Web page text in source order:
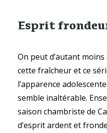
Esprit
On peut d’autant
cette fraîcheur et ce
l’apparence
semble inaltérable.
saison chambriste de
d’esprit ardent et